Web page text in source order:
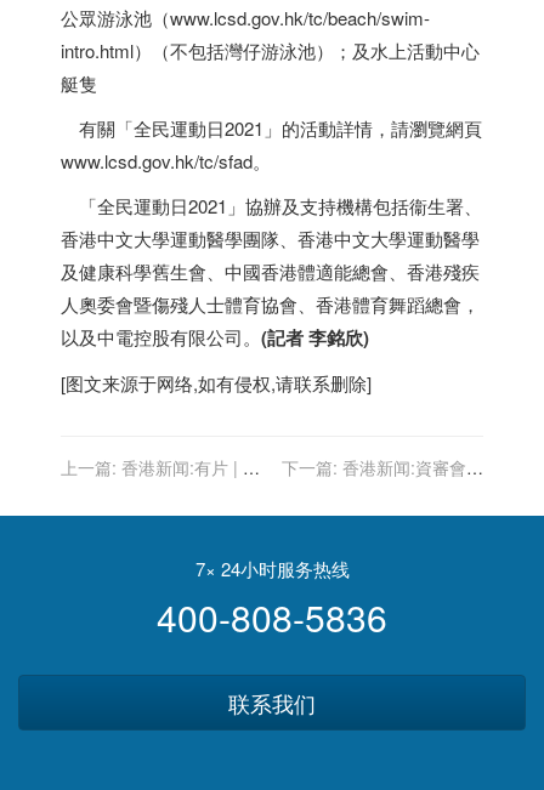
公眾游泳池（www.lcsd.gov.hk/tc/beach/swim-
intro.html）（不包括灣仔游泳池）；及水上活動中心
艇隻
有關「全民運動日2021」的活動詳情，請瀏覽網頁
www.lcsd.gov.hk/tc/sfad。
「全民運動日2021」協辦及支持機構包括衞生署、
香港中文大學運動醫學團隊、 香港中文大學運動醫學
及健康科學舊生會、中國香港體適能總會、 香港殘疾
人奧委會暨傷殘人士體育協會、 香港體育舞蹈總會，
以及中電控股有限公司。 (記者 李銘欣)
[图文来源于网络,如有侵权,请联系删除]
上一篇: 香港新闻:有片 | 本
書展停辦逾年終重開
下一篇: 香港新闻:資審會舉
席
7× 24小时服务热线
400-808-5836
联系我们